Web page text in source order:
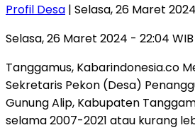
Profil Desa | Selasa, 26 Maret
Selasa, 26 Maret 2024 - 22:04 WIB
Tanggamus, Kabarindonesia.co
Sekretaris Pekon (Desa)
Gunung Alip, Kabupaten
selama 2007-2021 atau kurang